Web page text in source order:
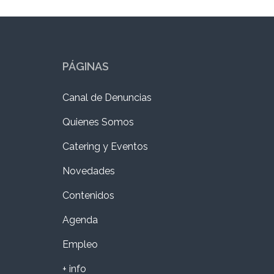
PÁGINAS
Canal de Denuncias
Quienes Somos
Catering y Eventos
Novedades
Contenidos
Agenda
Empleo
+ info